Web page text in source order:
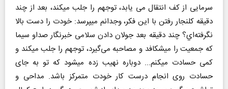
سرمایی از كف انتقال می یابد، توجهم را جلب ميكند، بعد از چند
دقيقه كلنجار رفتن با اين فكر، وجدانم ميپرسد: خودت را دست بالا
نگرفته‌اي؟ چند دقیقه بعد جولان دادن سلامی خبرنگار صداو سیما
که جمعیت را میشکافد و مصاحبه می‌گیرد، توجهم را جلب میکند و
کمی حسادت میکنم... دوباره نهیب زده میشود که تو به جای
حسادت روی انجام درست کار خودت متمرکز باشد. مداحی و